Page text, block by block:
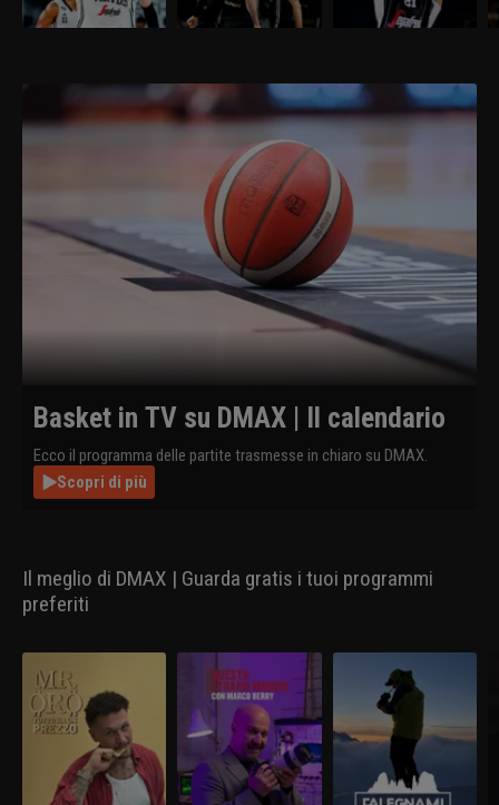
PalaLeonessa per 96-74. I
felsinei chiudono sul 3-0
finali-scudetto regolando
la Germani Brescia per
finali-scudetto superando
Brescia per 90-87.
Basket in TV su DMAX | Il calendario
Ecco il programma delle partite trasmesse in chiaro su DMAX.
Scopri di più
Il meglio di DMAX | Guarda gratis i tuoi programmi
preferiti